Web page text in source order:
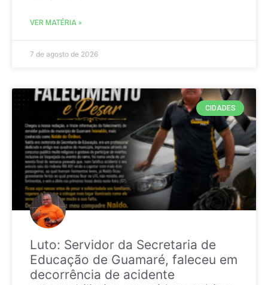
VER MATÉRIA »
7 de agosto de 2026
CIDADES
Luto: Servidor da Secretaria de
Educação de Guamaré, faleceu em
decorrência de acidente